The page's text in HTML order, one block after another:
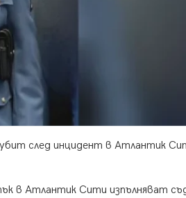
убит след инцидент в Атлантик
в Атлантик Сити изпълняват